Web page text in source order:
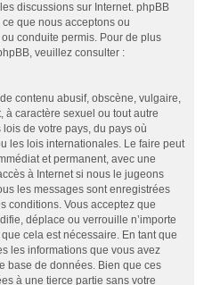
discussions sur Internet. phpBB
que nous acceptons ou
conduite permis. Pour de plus
veuillez consulter :
contenu abusif, obscène, vulgaire,
à caractère sexuel ou tout autre
de votre pays, du pays où
les lois internationales. Le faire peut
et permanent, avec une
à Internet si nous le jugeons
les messages sont enregistrées
conditions. Vous acceptez que
déplace ou verrouille n’importe
cela est nécessaire. En tant que
les informations que vous avez
base de données. Bien que ces
à une tierce partie sans votre